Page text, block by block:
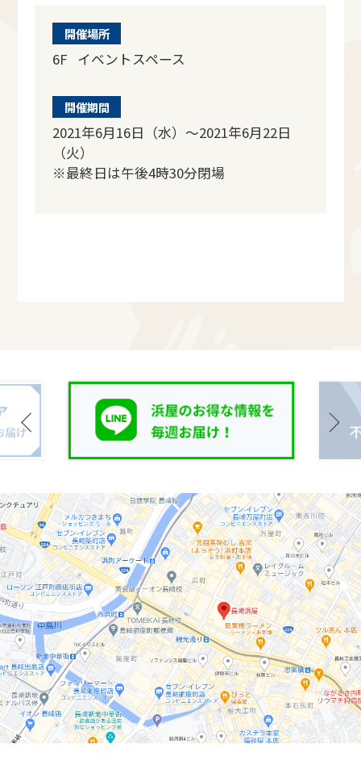
開催場所
6F イベントスペース
開催期間
2021年6月16日（水）～2021年6月22日
（火）
※最終日は午後4時30分閉場